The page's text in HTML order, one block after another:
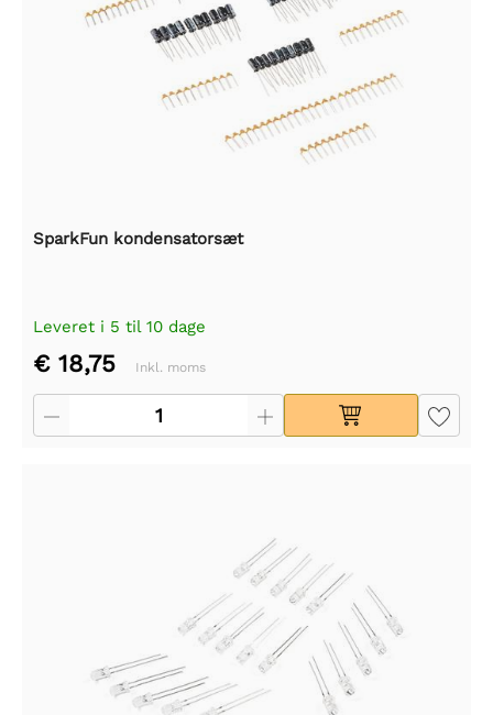
SparkFun kondensatorsæt
Leveret i 5 til 10 dage
€ 18,75 Inkl. moms